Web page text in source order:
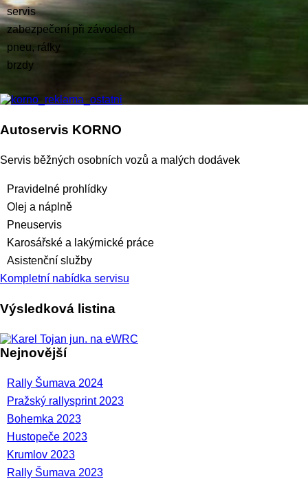
servis
zabezpečení při závodech
pneu, ráfky
brzdy
Autoservis KORNO
Servis běžných osobních vozů a malých dodávek
Pravidelné prohlídky
Olej a náplně
Pneuservis
Karosářské a lakýrnické práce
Asistenční služby
Kompletní nabídka servisu
Výsledková listina
Nejnovější
Rally Šumava 2024
Pražský rallysprint 2023
Bohemka 2023
Hustopeče 2023
Krumlov 2023
Rally Šumava 2023